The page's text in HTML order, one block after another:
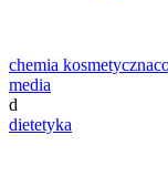
chemia kosmetyczna
media
d
dietetyka